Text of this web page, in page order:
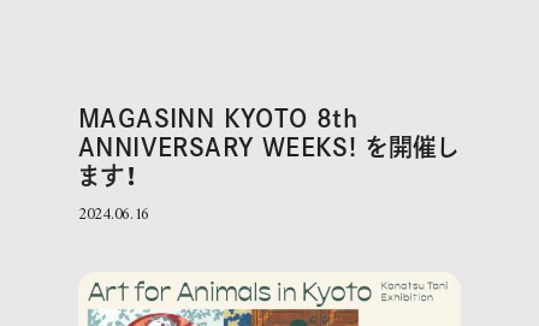
MAGASINN KYOTO 8th
ANNIVERSARY WEEKS! を開催し
ます！
2024.06.16